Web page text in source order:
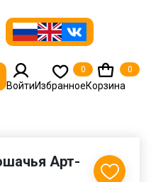
ВойтиИзбранное
0
Корзина
0
Арт-